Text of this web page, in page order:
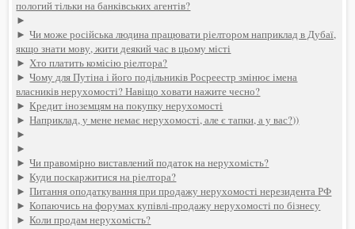
пологий тільки на банківських агентів?
►
►Чи може російська людина працювати ріелтором наприклад в Дубаї,
якщо знати мову, жити деякий час в цьому місті
►Хто платить комісію ріелтора?
►Чому для Путіна і його подільників Росреестр змінює імена
власників нерухомості? Навіщо ховати нажите чесно?
►Кредит іноземцям на покупку нерухомості
►Наприклад, у мене немає нерухомості, але є тапки, а у вас?))
►
►
►Чи правомірно виставлений податок на нерухомість?
►Куди поскаржитися на ріелтора?
►Питання оподаткування при продажу нерухомості нерезидента РФ
►Копаючись на форумах купівлі-продажу нерухомості по бізнесу
►Коли продам нерухомість?